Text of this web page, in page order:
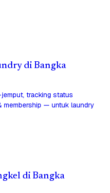
di Bangka
tracking status
membership — untuk laundry
di Bangka